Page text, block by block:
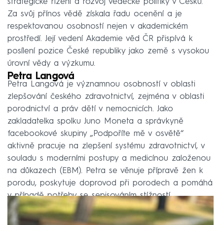
strategické řízení a rozvoj vědecké politiky v Česku.
Za svůj přínos vědě získala řadu ocenění a je
respektovanou osobností nejen v akademickém
prostředí. Její vedení Akademie věd ČR přispívá k
posílení pozice České republiky jako země s vysokou
úrovní vědy a výzkumu.
Petra Langová
Petra Langová je významnou osobností v oblasti
zlepšování českého zdravotnictví, zejména v oblasti
porodnictví a práv dětí v nemocnicích. Jako
zakladatelka spolku Juno Moneta a správkyně
facebookové skupiny „Podpoříte mě v osvětě“
aktivně pracuje na zlepšení systému zdravotnictví, v
souladu s moderními postupy a medicínou založenou
na důkazech (EBM). Petra se věnuje přípravě žen k
porodu, poskytuje doprovod při porodech a pomáhá
v případě potřeby se sepisováním stížností.